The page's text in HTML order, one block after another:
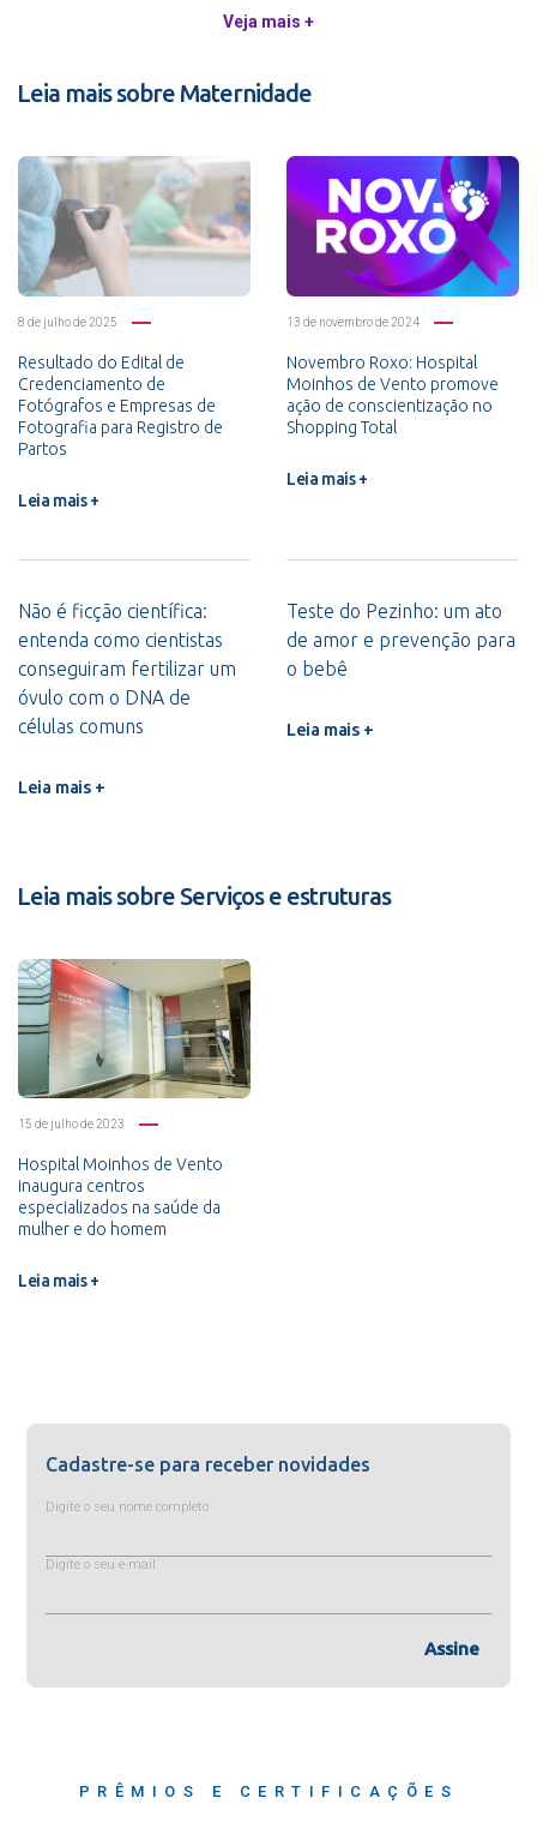
Veja mais +
Leia mais sobre Maternidade
8 de julho de 2025
Resultado do Edital de
Credenciamento de
Fotógrafos e Empresas de
Fotografia para Registro de
Partos
Leia mais +
13 de novembro de 2024
Novembro Roxo: Hospital
Moinhos de Vento promove
ação de conscientização no
Shopping Total
Leia mais +
Não é ficção científica:
entenda como cientistas
conseguiram fertilizar um
óvulo com o DNA de
células comuns
Leia mais +
Teste do Pezinho: um ato
de amor e prevenção para
o bebê
Leia mais +
Leia mais sobre Serviços e estruturas
15 de julho de 2023
Hospital Moinhos de Vento
inaugura centros
especializados na saúde da
mulher e do homem
Leia mais +
Cadastre-se para receber novidades
Digite o seu nome completo
Digite o seu e-mail
Assine
PRÊMIOS E CERTIFICAÇÕES